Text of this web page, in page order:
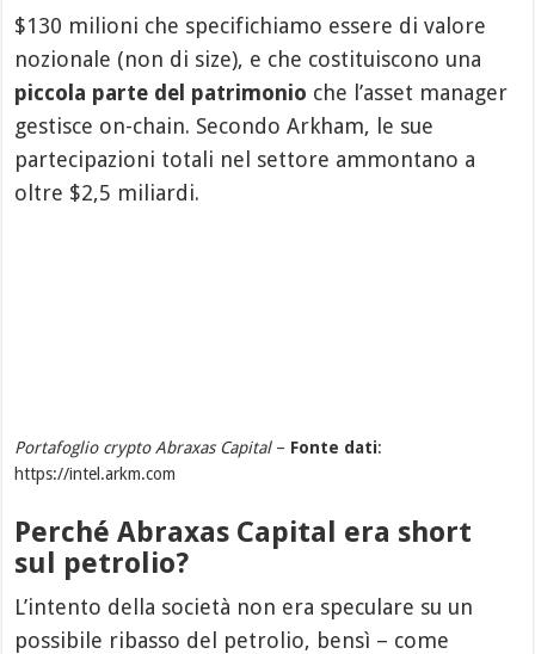
$130 milioni che specifichiamo essere di valore
nozionale (non di size), e che costituiscono una
piccola parte del patrimonio che l’asset manager
gestisce on-chain. Secondo Arkham, le sue
partecipazioni totali nel settore ammontano a
oltre $2,5 miliardi.
Portafoglio crypto Abraxas Capital– Fonte dati:
https://intel.arkm.com
Perché Abraxas Capital era short
sul petrolio?
L’intento della società non era speculare su un
possibile ribasso del petrolio, bensì – come